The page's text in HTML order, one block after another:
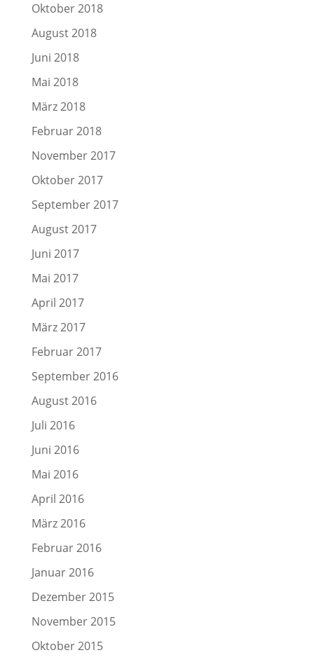
Oktober 2018
August 2018
Juni 2018
Mai 2018
März 2018
Februar 2018
November 2017
Oktober 2017
September 2017
August 2017
Juni 2017
Mai 2017
April 2017
März 2017
Februar 2017
September 2016
August 2016
Juli 2016
Juni 2016
Mai 2016
April 2016
März 2016
Februar 2016
Januar 2016
Dezember 2015
November 2015
Oktober 2015